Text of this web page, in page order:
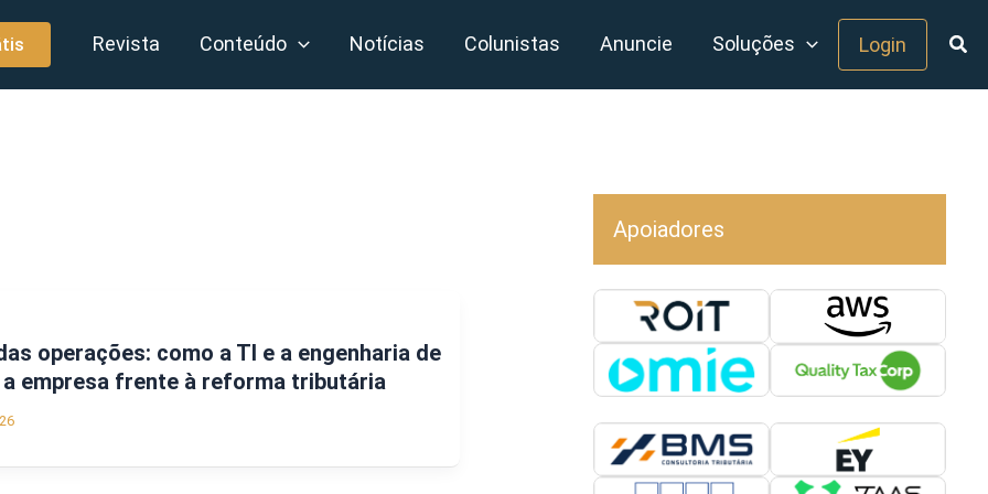
Revista Conteúdo Notícias Colunistas Anuncie Soluções Login
operações: como a TI e a engenharia de
empresa frente à reforma tributária
Apoiadores